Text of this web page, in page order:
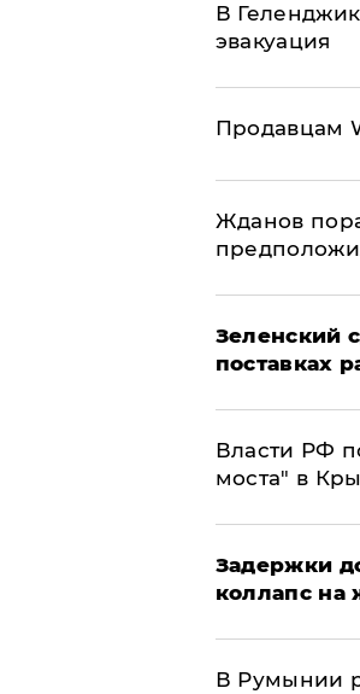
В
эвакуация
Продавцам
Жданов
Зеленский
поставках
Власти РФ
моста" в
Задержки
коллапс на
В Румынии